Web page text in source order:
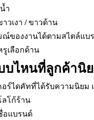
ำ
วเงา / ขาวด้าน
ณ์ของงานได้ตามสไตล์แบ
รูเลือกด้าน
บไหนที่ลูกค้านิ
อร์ไดคัทที่ได้รับความนิยม
ลโก้ร้าน
อแบรนด์